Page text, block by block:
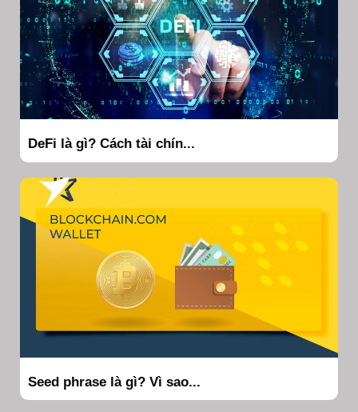
DeFi là gì? Cách tài chín...
Seed phrase là gì? Vì sao...